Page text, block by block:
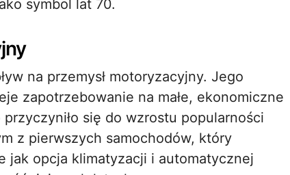
symbol lat 70.
na przemysł motoryzacyjny. Jego
zapotrzebowanie na małe, ekonomiczne
się do wzrostu popularności
z pierwszych samochodów, który
jak opcja klimatyzacji i automatycznej